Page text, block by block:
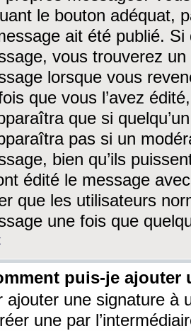
le bouton adéquat,
ait été publié. Si
vous trouverez
lorsque vous
que vous l’avez
que si
pas si un
bien qu’ils
édité le message
que les utilisateurs
une fois que
puis-je ajouter
ajouter une signature à
une par